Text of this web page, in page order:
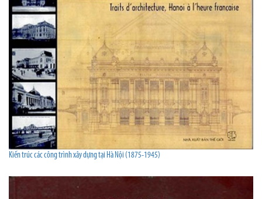
Kiến trúc các công trình xây dựng tại Hà Nội (1875-1945)